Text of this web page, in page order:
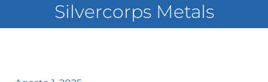
Silvercorps Metals